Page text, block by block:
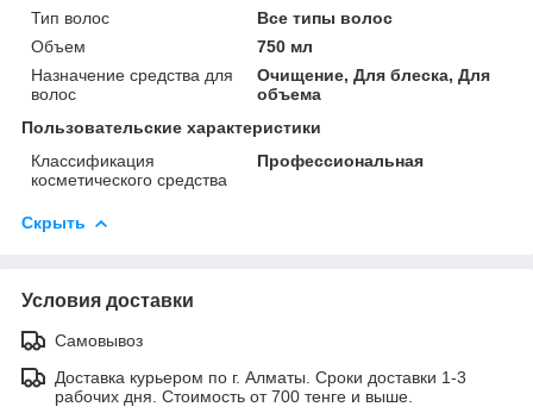
Тип волос
Все типы волос
Объем
750 мл
Назначение средства для
волос
Очищение, Для блеска, Для
объема
Пользовательские характеристики
Классификация
косметического средства
Профессиональная
Скрыть
Условия доставки
Самовывоз
Доставка курьером по г. Алматы. Сроки доставки 1-3
рабочих дня. Стоимость от 700 тенге и выше.